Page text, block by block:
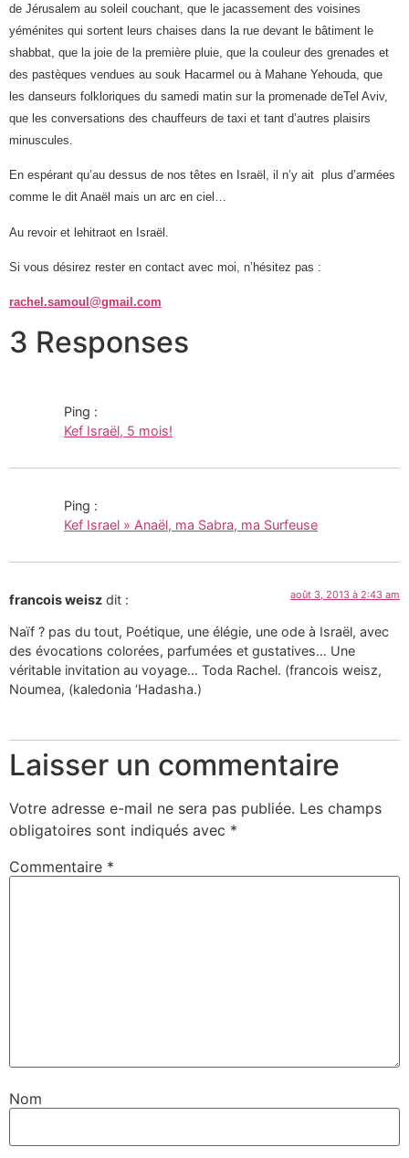
de Jérusalem au soleil couchant, que le jacassement des voisines
yéménites qui sortent leurs chaises dans la rue devant le bâtiment le
shabbat, que la joie de la première pluie, que la couleur des grenades et
des pastèques vendues au souk Hacarmel ou à Mahane Yehouda, que
les danseurs folkloriques du samedi matin sur la promenade deTel Aviv,
que les conversations des chauffeurs de taxi et tant d’autres plaisirs
minuscules.
En espérant qu’au dessus de nos têtes en Israël, il n’y ait plus d’armées
comme le dit Anaël mais un arc en ciel…
Au revoir et lehitraot en Israël.
Si vous désirez rester en contact avec moi, n’hésitez pas :
rachel.samoul@gmail.com
3 Responses
Ping :
Kef Israël, 5 mois!
Ping :
Kef Israel » Anaël, ma Sabra, ma Surfeuse
francois weisz dit : août 3, 2013 à 2:43 am
Naïf ? pas du tout, Poétique, une élégie, une ode à Israël, avec
des évocations colorées, parfumées et gustatives… Une
véritable invitation au voyage… Toda Rachel. (francois weisz,
Noumea, (kaledonia ‘Hadasha.)
Laisser un commentaire
Votre adresse e-mail ne sera pas publiée. Les champs
obligatoires sont indiqués avec *
Commentaire *
Nom